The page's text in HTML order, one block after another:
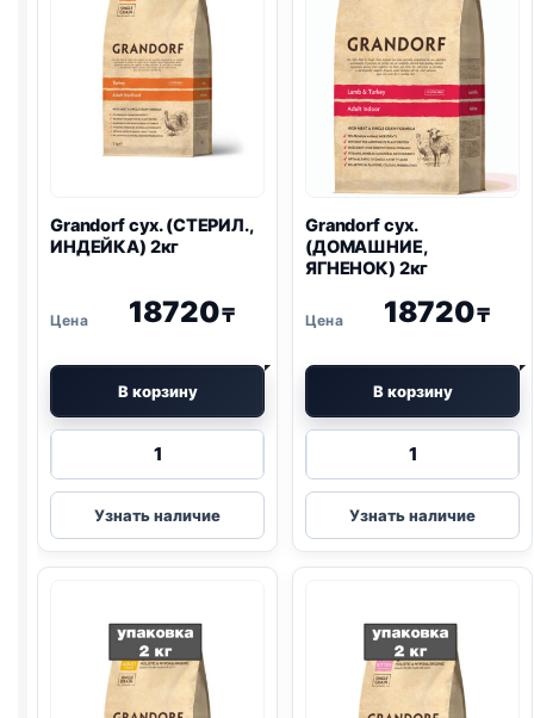
Grandorf сух. (СТЕРИЛ.,
ИНДЕЙКА) 2кг
18720₸
В корзину
Количество
Grandorf
сух.
(СТЕРИЛ.,
Узнать наличие
Grandorf сух.
(ДОМАШНИЕ,
ЯГНЕНОК) 2кг
18720₸
В корзину
Количество
Grandorf
сух.
(ДОМАШНИЕ,
Узнать наличие